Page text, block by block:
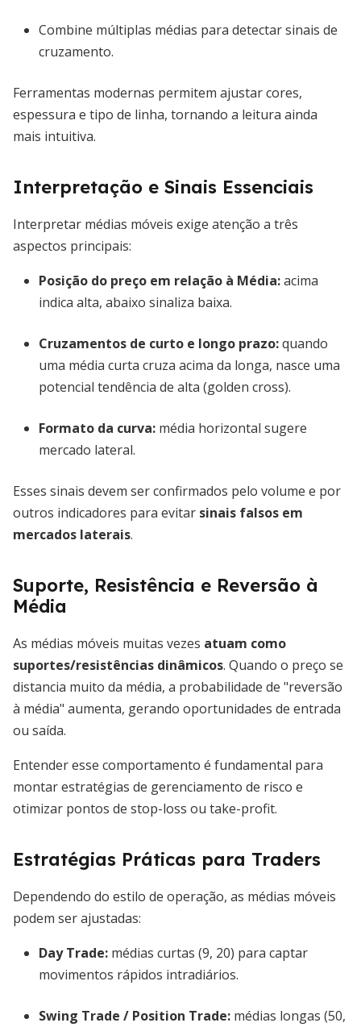
Combine múltiplas médias para detectar sinais de
cruzamento.
Ferramentas modernas permitem ajustar cores,
espessura e tipo de linha, tornando a leitura ainda
mais intuitiva.
Interpretação e Sinais Essenciais
Interpretar médias móveis exige atenção a três
aspectos principais:
Posição do preço em relação à Média:acima
indica alta, abaixo sinaliza baixa.
Cruzamentos de curto e longo prazo:quando
uma média curta cruza acima da longa, nasce uma
potencial tendência de alta (golden cross).
Formato da curva: média horizontal sugere
mercado lateral.
Esses sinais devem ser confirmados pelo volume e por
outros indicadores para evitar sinais falsos em
mercados laterais.
Suporte, Resistência e Reversão à
Média
As médias móveis muitas vezes atuam como
suportes/resistências dinâmicos. Quando o preço se
distancia muito da média, a probabilidade de "reversão
à média" aumenta, gerando oportunidades de entrada
ou saída.
Entender esse comportamento é fundamental para
montar estratégias de gerenciamento de risco e
otimizar pontos de stop-loss ou take-profit.
Estratégias Práticas para Traders
Dependendo do estilo de operação, as médias móveis
podem ser ajustadas:
Day Trade: médias curtas (9, 20) para captar
movimentos rápidos intradiários.
Swing Trade / Position Trade: médias longas (50,